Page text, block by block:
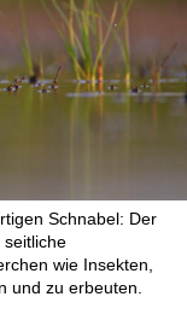
Schnabel: Der
seitliche
wie Insekten,
und zu erbeuten.